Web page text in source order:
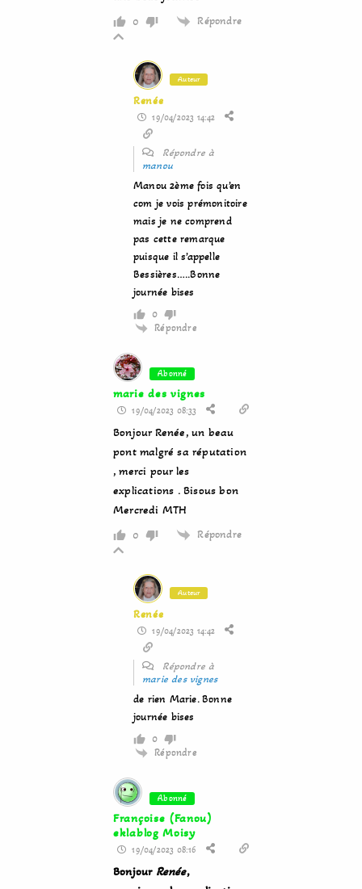
0 Répondre
Auteur
Renée
19/04/2023 14:42
Répondre à
manou
Manou 2ème fois qu’en
com je vois prémonitoire
mais je ne comprend
pas cette remarque
puisque il s’appelle
Bessières…..Bonne
journée bises
0
Répondre
Abonné
marie des vignes
19/04/2023 08:33
Bonjour Renée, un beau
pont malgré sa réputation
, merci pour les
explications . Bisous bon
Mercredi MTH
0 Répondre
Auteur
Renée
19/04/2023 14:42
Répondre à
marie des vignes
de rien Marie. Bonne
journée bises
0
Répondre
Abonné
Françoise (Fanou)
eklablog Moisy
19/04/2023 08:16
BonjourRenée,